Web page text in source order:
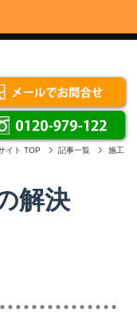
イト TOP 記事一覧
施工
解決